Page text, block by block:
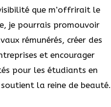
que m’offrirait le
je pourrais promouvoir
rémunérés, créer des
et encourager
pour les étudiants en
la reine de beauté.